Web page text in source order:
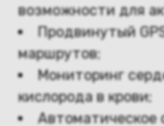
возможности для
Продвинутый
маршрутов;
Мониторинг
кислорода в крови;
Автоматическое